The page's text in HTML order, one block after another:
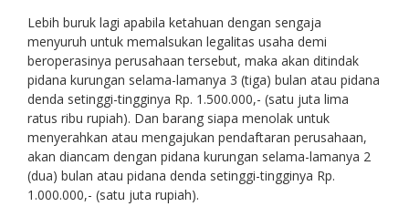
Lebih buruk lagi apabila ketahuan dengan sengaja
menyuruh untuk memalsukan legalitas usaha demi
beroperasinya perusahaan tersebut, maka akan ditindak
pidana kurungan selama-lamanya 3 (tiga) bulan atau pidana
denda setinggi-tingginya Rp. 1.500.000,- (satu juta lima
ratus ribu rupiah). Dan barang siapa menolak untuk
menyerahkan atau mengajukan pendaftaran perusahaan,
akan diancam dengan pidana kurungan selama-lamanya 2
(dua) bulan atau pidana denda setinggi-tingginya Rp.
1.000.000,- (satu juta rupiah).